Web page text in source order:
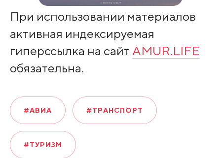
При использовании материалов
активная индексируемая
гиперссылка на сайт AMUR.LIFE
обязательна.
#АВИА #ТРАНСПОРТ
#ТУРИЗМ